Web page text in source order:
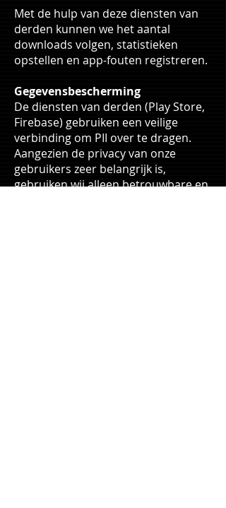
Met de hulp van deze diensten van
derden kunnen we het aantal
downloads volgen, statistieken
opstellen en app-fouten registreren.
Gegevensbescherming
De diensten van derden (Play Store,
Firebase) gebruiken een veilige
verbinding om PII over te dragen.
Aangezien de privacy van onze
gebruikers zeer belangrijk is,
gebruiken wij alleen betrouwbare en